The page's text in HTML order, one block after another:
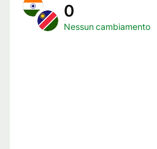
0
Nessun cambiamento